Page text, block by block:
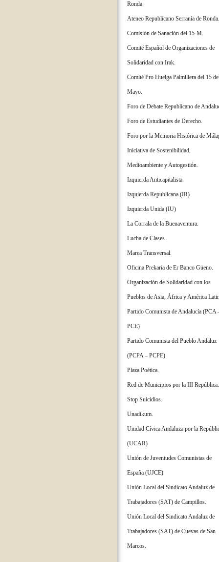
Ronda.
Ateneo Republicano Serranía de Ronda.
Comisión de Sanación del 15-M.
Comité Español de Organizaciones de
Solidaridad con Irak.
Comité Pro Huelga Palmillera del 15 de
Mayo.
Foro de Debate Republicano de
Foro de Estudiantes de Derecho.
Foro por la Memoria Histórica de
Iniciativa de Sostenibilidad,
Medioambiente y Autogestión.
Izquierda Anticapitalista.
Izquierda Republicana (IR)
Izquierda Unida (IU)
La Corrala de la Buenaventura.
Lucha de Clases.
Marea Transversal.
Oficina Prekaria de Er Banco Güeno.
Organización de Solidaridad con los
Pueblos de Asia, África y América
Partido Comunista de Andalucía (PCA
PCE)
Partido Comunista del Pueblo Andaluz
(PCPA – PCPE)
Plaza Poética.
Red de Municipios por la III República.
Stop Suicidios.
Unadikum.
Unidad Cívica Andaluza por la
(UCAR)
Unión de Juventudes Comunistas de
España (UJCE)
Unión Local del Sindicato Andaluz de
Trabajadores (SAT) de Campillos.
Unión Local del Sindicato Andaluz de
Trabajadores (SAT) de Cuevas de San
Marcos.